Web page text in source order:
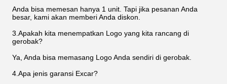
Anda bisa memesan hanya 1 unit. Tapi jika pesanan Anda
besar, kami akan memberi Anda diskon.
3.Apakah kita menempatkan Logo yang kita rancang di
gerobak?
Ya, Anda bisa memasang Logo Anda sendiri di gerobak.
4.Apa jenis garansi Excar?